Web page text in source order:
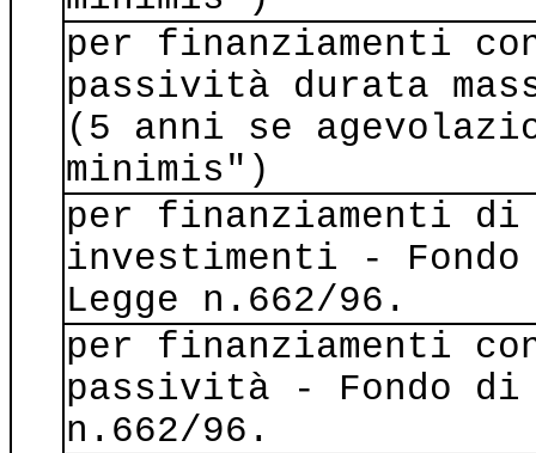
per finanziamenti
passività durata
(5 anni se
minimis")
per finanziamenti di
investimenti - Fondo
Legge n.662/96.
per finanziamenti
passività - Fondo di
n.662/96.